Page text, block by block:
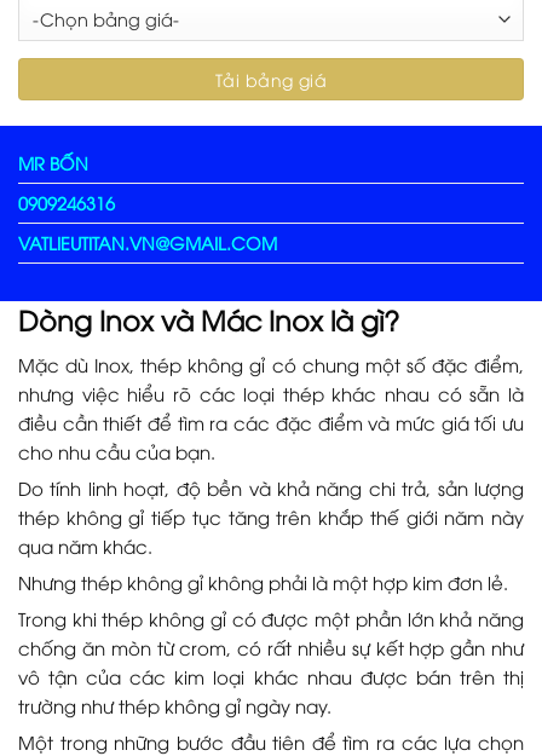
MR BỐN
0909246316
VATLIEUTITAN.VN@GMAIL.COM
Dòng Inox và Mác Inox là gì?
Mặc dù Inox, thép không gỉ có chung một số đặc điểm,
nhưng việc hiểu rõ các loại thép khác nhau có sẵn là
điều cần thiết để tìm ra các đặc điểm và mức giá tối ưu
cho nhu cầu của bạn.
Do tính linh hoạt, độ bền và khả năng chi trả, sản lượng
thép không gỉ tiếp tục tăng trên khắp thế giới năm này
qua năm khác.
Nhưng thép không gỉ không phải là một hợp kim đơn lẻ.
Trong khi thép không gỉ có được một phần lớn khả năng
chống ăn mòn từ crom, có rất nhiều sự kết hợp gần như
vô tận của các kim loại khác nhau được bán trên thị
trường như thép không gỉ ngày nay.
Một trong những bước đầu tiên để tìm ra các lựa chọn